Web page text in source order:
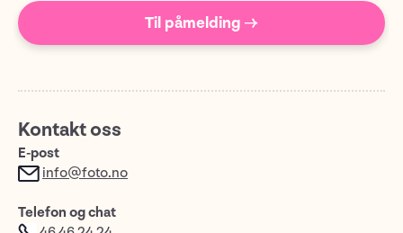
Til påmelding →
Kontakt oss
E-post
info@foto.no
Telefon og chat